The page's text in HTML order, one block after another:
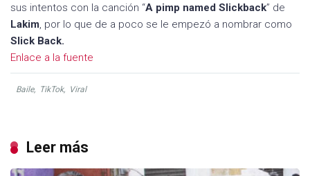
sus intentos con la canción “A pimp named Slickback” de
Lakim, por lo que de a poco se le empezó a nombrar como
Slick Back.
Enlace a la fuente
Baile, TikTok, Viral
Leer más